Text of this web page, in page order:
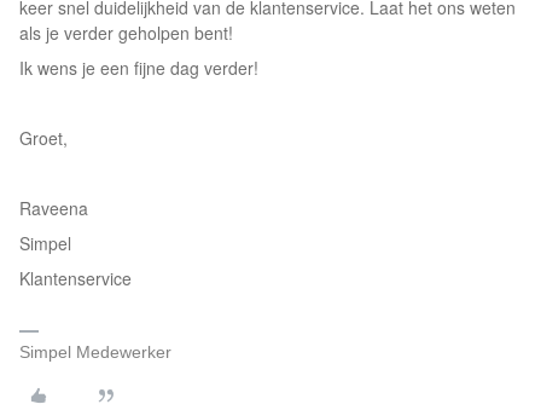
keer snel duidelijkheid van de klantenservice. Laat het ons weten
als je verder geholpen bent!
Ik wens je een fijne dag verder!
Groet,
Raveena
Simpel
Klantenservice
Simpel Medewerker